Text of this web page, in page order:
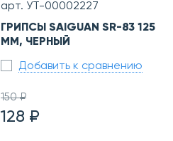
арт. УТ-00002227
ГРИПСЫ SAIGUAN SR-83 125
ММ, ЧЕРНЫЙ
Добавить к сравнению
150 ₽
128 ₽